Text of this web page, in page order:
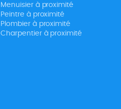
Menuisier à proximité
Peintre à proximité
Plombier à proximité
Charpentier à proximité